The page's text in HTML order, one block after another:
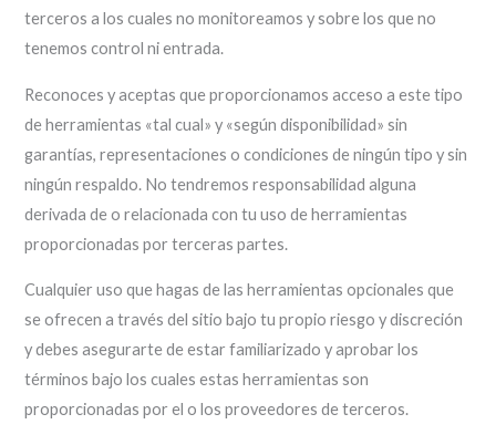
terceros a los cuales no monitoreamos y sobre los que no
tenemos control ni entrada.
Reconoces y aceptas que proporcionamos acceso a este tipo
de herramientas «tal cual» y «según disponibilidad» sin
garantías, representaciones o condiciones de ningún tipo y sin
ningún respaldo. No tendremos responsabilidad alguna
derivada de o relacionada con tu uso de herramientas
proporcionadas por terceras partes.
Cualquier uso que hagas de las herramientas opcionales que
se ofrecen a través del sitio bajo tu propio riesgo y discreción
y debes asegurarte de estar familiarizado y aprobar los
términos bajo los cuales estas herramientas son
proporcionadas por el o los proveedores de terceros.